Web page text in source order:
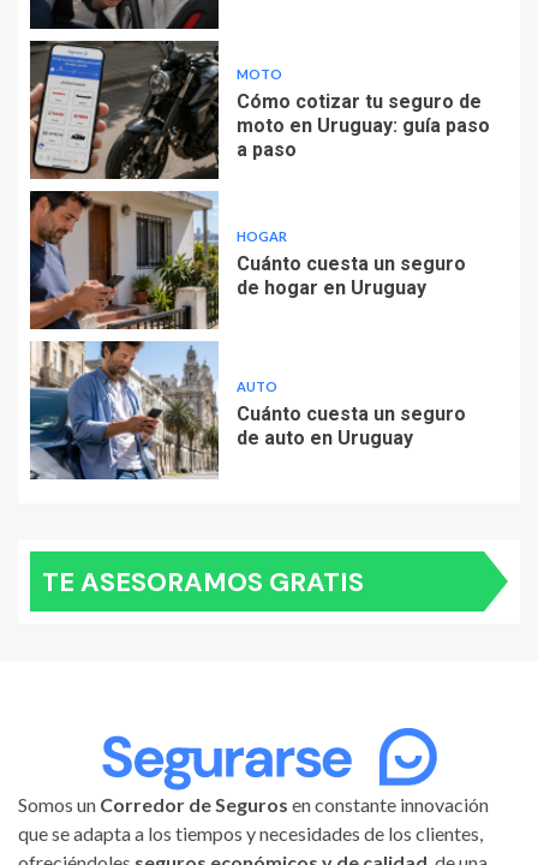
MOTO
Cómo cotizar tu seguro de
moto en Uruguay: guía paso
a paso
HOGAR
Cuánto cuesta un seguro
de hogar en Uruguay
AUTO
Cuánto cuesta un seguro
de auto en Uruguay
TE ASESORAMOS GRATIS
Somos un Corredor de Seguros en constante innovación
que se adapta a los tiempos y necesidades de los clientes,